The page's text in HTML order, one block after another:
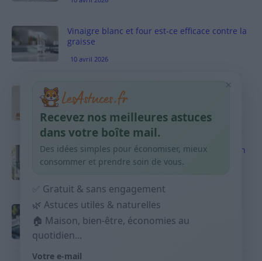
Vinaigre blanc et four est-ce efficace contre la
graisse
10 avril 2026
Taches pigmentaires : routine simple +
habitudes qui aident
9 avril 2026
Produits ménagers : comment économiser en
courses sans acheter 10 sprays
Budget mensuel : méthode rapide pour
répartir son salaire dès le jour de paie
9 avril 2026
×
Recevez nos meilleures astuces
dans votre boîte mail.
Des idées simples pour économiser, mieux
consommer et prendre soin de vous.
✅ Gratuit & sans engagement
🌿 Astuces utiles & naturelles
🏠 Maison, bien-être, économies au
quotidien...
Votre e-mail